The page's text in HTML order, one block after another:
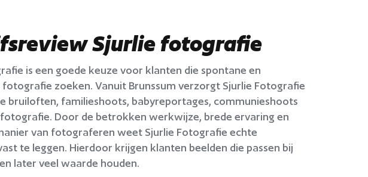
Sjurlie fotografie
is een goede keuze voor klanten die spontane en
zoeken. Vanuit Brunssum verzorgt Sjurlie Fotografie
bruiloften, familieshoots, babyreportages, communieshoots
Door de betrokken werkwijze, brede ervaring en
van fotograferen weet Sjurlie Fotografie echte
te leggen. Hierdoor krijgen klanten beelden die passen bij
later veel waarde houden.